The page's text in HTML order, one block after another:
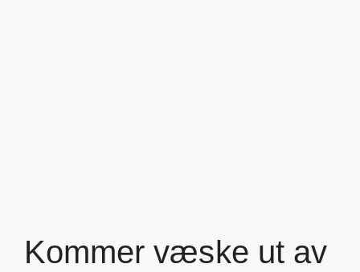
Kommer væske ut av